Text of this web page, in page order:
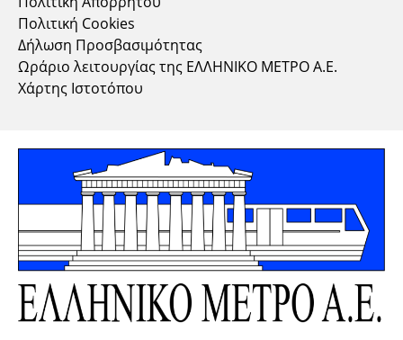
Πολιτική Cookies
Δήλωση Προσβασιμότητας
Ωράριο λειτουργίας της ΕΛΛΗΝΙΚΟ ΜΕΤΡΟ Α.Ε.
Χάρτης Ιστοτόπου